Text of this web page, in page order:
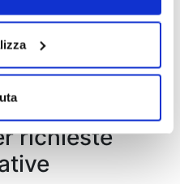
pratico con
durata delle
richieste